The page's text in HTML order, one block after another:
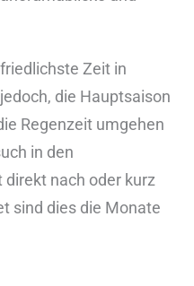
Zeit in
die Hauptsaison
Regenzeit umgehen
in den
direkt nach oder kurz
sind dies die Monate